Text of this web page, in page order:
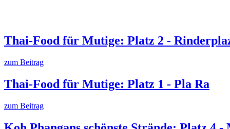
Thai-Food für Mutige: Platz 2 -
zum Beitrag
Thai-Food für Mutige: Platz 1 - Pla Ra
zum Beitrag